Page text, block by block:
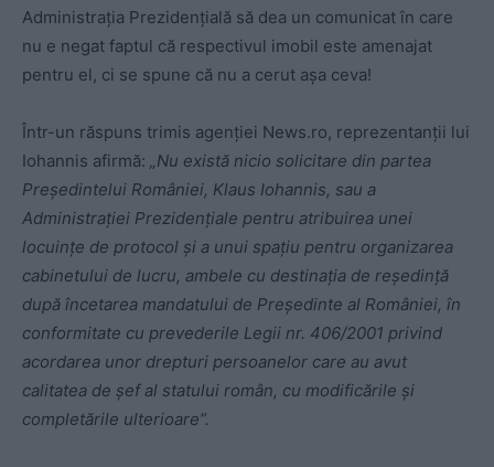
Administrația Prezidențială să dea un comunicat în care
nu e negat faptul că respectivul imobil este amenajat
pentru el, ci se spune că nu a cerut așa ceva!
Într-un răspuns trimis agenției News.ro, reprezentanții lui
Iohannis afirmă: „Nu există nicio solicitare din partea
Preşedintelui României, Klaus Iohannis, sau a
Administraţiei Prezidenţiale pentru atribuirea unei
locuinţe de protocol şi a unui spaţiu pentru organizarea
cabinetului de lucru, ambele cu destinaţia de reşedinţă
după încetarea mandatului de Preşedinte al României, în
conformitate cu prevederile Legii nr. 406/2001 privind
acordarea unor drepturi persoanelor care au avut
calitatea de şef al statului român, cu modificările şi
completările ulterioare”.